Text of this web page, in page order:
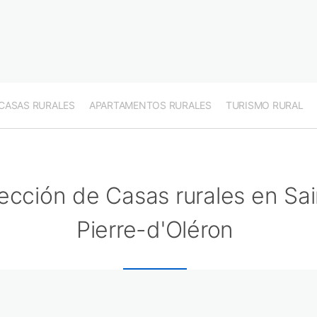
RURALES APARTAMENTOS RURALES TURISMO RURAL
de Casas rurales en
Pierre-d'Oléron